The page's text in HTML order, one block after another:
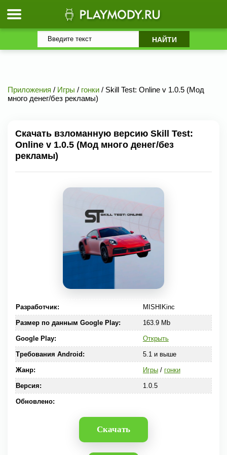
Приложения / Игры / гонки / Skill Test: Online v 1.0.5 (Мод
много денег/без рекламы)
Скачать взломанную версию Skill Test:
Online v 1.0.5 (Мод много денег/без
рекламы)
Разработчик: MISHIKinc
Размер по данным Google Play: 163.9 Mb
Google Play: Открыть
Требования Android: 5.1 и выше
Жанр: Игры/ гонки
Версия: 1.0.5
Обновлено:
Скачать